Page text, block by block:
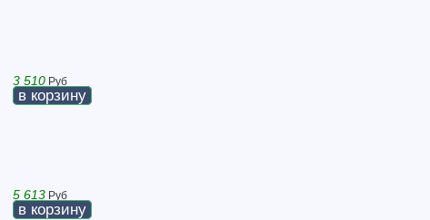
3 510 Руб
в корзину
5 613 Руб
в корзину